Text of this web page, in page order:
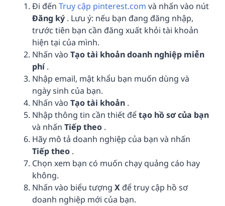
Đi đến Truy cập pinterest.com và nhấn vào nút
Đăng ký . Lưu ý: nếu bạn đang đăng nhập,
trước tiên bạn cần đăng xuất khỏi tài khoản
hiện tại của mình.
Nhấn vào Tạo tài khoản doanh nghiệp miễn
phí.
Nhập email, mật khẩu bạn muốn dùng và
ngày sinh của bạn.
Nhấn vào Tạo tài khoản .
Nhập thông tin cần thiết đểtạo hồ sơ của bạn
và nhấn Tiếp theo .
Hãy mô tả doanh nghiệp của bạn và nhấn
Tiếp theo .
Chọn xem bạn có muốn chạy quảng cáo hay
không.
Nhấn vào biểu tượng X để truy cập hồ sơ
doanh nghiệp mới của bạn.